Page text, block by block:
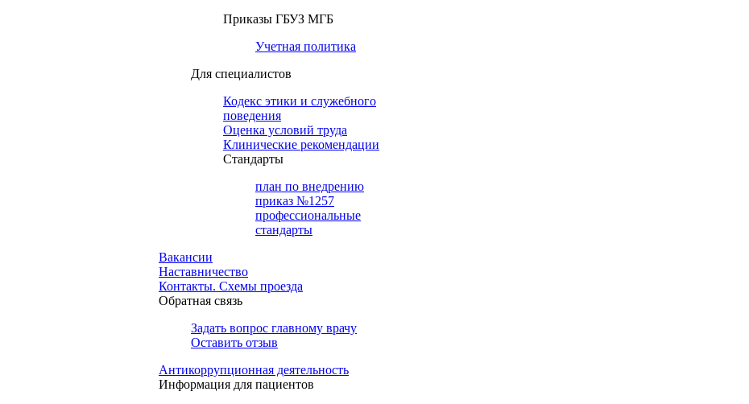
Приказы ГБУЗ МГБ
Учетная политика
Для специалистов
Кодекс этики и служебного
поведения
Оценка условий труда
Клинические рекомендации
Cтандарты
план по внедрению
приказ №1257
профессиональные
стандарты
Вакансии
Наставничество
Контакты. Схемы проезда
Обратная связь
Задать вопрос главному врачу
Оставить отзыв
Антикоррупционная деятельность
Информация для пациентов